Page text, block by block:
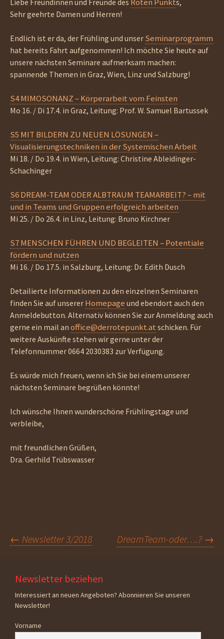
Liebe Freundinnen und Freunde des
s,
Sehr geehrte Damen und Herren!
Endlich ist er da, der Frühling und unser Seminarprogramm
hat bereits Fahrt aufgenommen! Ich möchte Sie heute auf
unsere nächsten Seminare aufmerksam machen:
spannende Themen in Graz, Wien, Linz und Salzburg!
S4 MIMOSONANZ – Körperarbeit vom Feinsten
Mo 16. / Di 17.4. in Graz, Leitung: Prof. W. Samuel Bartussek
S5 MIT BILDERN ZU NEUEN LÖSUNGEN –
Visualisierungstechniken in der Systemischen Arbeit
Mi 18. / Do 19.4. in Wien, Leitung: Christine Ableidinger-
Schachinger
S6 DREAM-TEAM ODER ALBTRAUM TEAMARBEIT? – mit
und in Teams und Gruppen erfolgreich arbeiten
Mi 25. / Do 26.4. in Linz, Leitung: Bruno Kirchner
S7 MENSCHEN FÜHREN UND BEGLEITEN – Potentiale
fördern und nutzen
Mi 16. / Do 17.5. in Salzburg, Leitung: Dr. Edith Dusch
Detailierte Informationen zu den einzelnen Seminaren
finden Sie auf unserer Homepage und ebendort auch den
Anmeldebutton. Alternativ können Sie zur Anmeldung auch
gerne ein mail an office@derrotepunkt.at schicken. Für
weitere Auskünfte stehen wir gerne unter der
Telefonnummer 0664 2030383 zur Verfügung.
Es würde mich freuen, wenn ich Sie bei einem unserer
nächsten Seminare begrüßen könnte!
Ich wünsche Ihnen wunderschöne Frühlingstage und
verbleibe,
mit freundlichen Grüßen,
Dra. Gerhild Trübswasser
Beitragsnavigation
← Newsletter 3/2018 DreamTeam-oder….? →
Newsletter beziehen
Interessiert an neuen Angeboten? Abonnieren Sie unseren
Newsletter!
Vorname